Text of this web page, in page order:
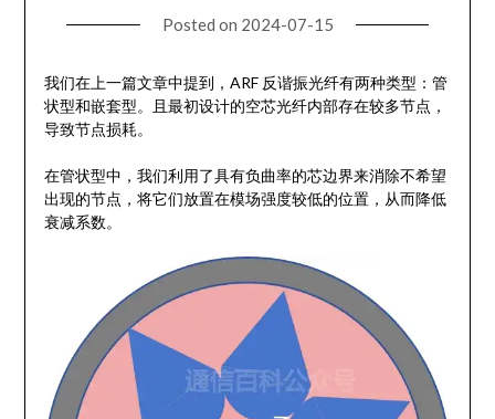
Posted on 2024-07-15
我们在上一篇文章中提到，ARF 反谐振光纤有两种类型：管
状型和嵌套型。且最初设计的空芯光纤内部存在较多节点，
导致节点损耗。
在管状型中，我们利用了具有负曲率的芯边界来消除不希望
出现的节点，将它们放置在模场强度较低的位置，从而降低
衰减系数。